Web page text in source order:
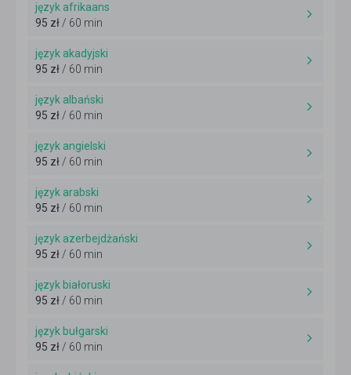
język afrikaans
95 zł / 60 min
język akadyjski
95 zł / 60 min
język albański
95 zł / 60 min
język angielski
95 zł / 60 min
język arabski
95 zł / 60 min
język azerbejdżański
95 zł / 60 min
język białoruski
95 zł / 60 min
język bułgarski
95 zł / 60 min